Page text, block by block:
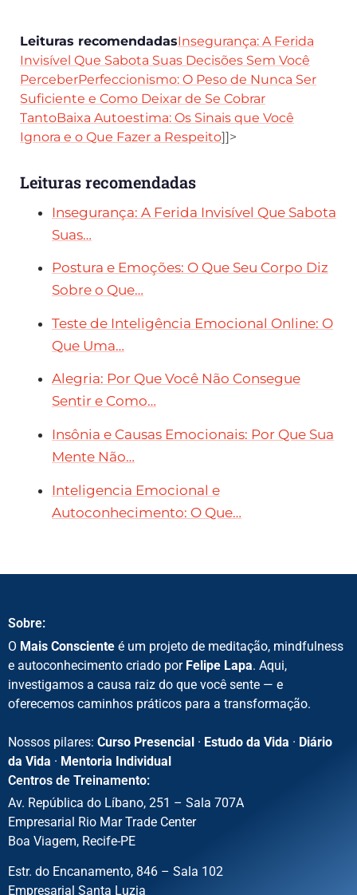
Leituras recomendadasInsegurança: A Ferida
Invisível Que Sabota Suas Decisões Sem Você
PerceberPerfeccionismo: O Peso de Nunca Ser
Suficiente e Como Deixar de Se Cobrar
TantoBaixa Autoestima: Os Sinais que Você
Ignora e o Que Fazer a Respeito]]>
Leituras recomendadas
Insegurança: A Ferida Invisível Que Sabota
Suas…
Postura e Emoções: O Que Seu Corpo Diz
Sobre o Que…
Teste de Inteligência Emocional Online: O
Que Uma…
Alegria: Por Que Você Não Consegue
Sentir e Como…
Insônia e Causas Emocionais: Por Que Sua
Mente Não…
Inteligencia Emocional e
Autoconhecimento: O Que…
Sobre:
O Mais Consciente é um projeto de meditação, mindfulness
e autoconhecimento criado por Felipe Lapa. Aqui,
investigamos a causa raiz do que você sente — e
oferecemos caminhos práticos para a transformação.
Nossos pilares: Curso Presencial · Estudo da Vida · Diário
da Vida · Mentoria Individual
Centros de Treinamento:
Av. República do Líbano, 251 – Sala 707A
Empresarial Rio Mar Trade Center
Boa Viagem, Recife-PE
Estr. do Encanamento, 846 – Sala 102
Empresarial Santa Luzia